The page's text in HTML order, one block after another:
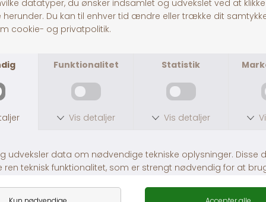
HG Nylon Grime
DKK 45,00
HG Rio Grime
Fra DKK 69,00